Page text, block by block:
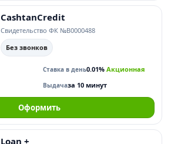
CashtanCredit
Свидетельство ФК №В0000488
Без звонков
Ставка в день0.01% Акционная
Выдачаза 10 минут
Оформить
Loan +